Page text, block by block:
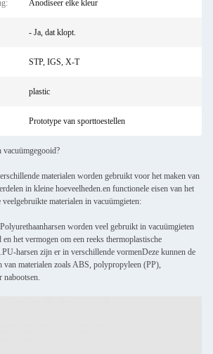
Anodiseer elke kleur
- Ja, dat klopt.
STP, IGS, X-T
plastic
Prototype van sporttoestellen
vacuümgegooid?
materialen worden gebruikt voor het maken van
in kleine hoeveelheden.en functionele eisen van het
materialen in vacuümgieten:
worden veel gebruikt in vacuümgieten
het vermogen om een reeks thermoplastische
harsen zijn er in verschillende vormenDeze kunnen de
van materialen zoals ABS, polypropyleen (PP),
nabootsen.